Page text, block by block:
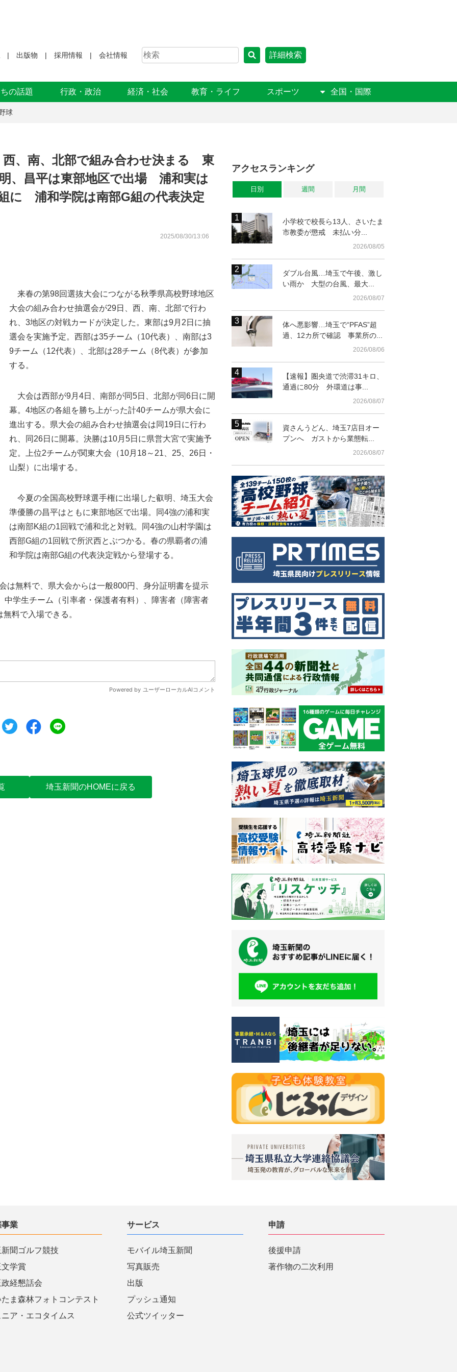
出版物 採用情報 会社情報 詳細検索
ちの話題 行政・政治 経済・社会 教育・ライフ スポーツ 全国・国際
球
西、南、北部で組み合わせ決まる 東
、昌平は東部地区で出場 浦和実は
に 浦和学院は南部G組の代表決定
2025/08/30/13:06
季地区大会、南部のトーナメント表 秋季地区大会、北部のトーナメント表 秋季地区大会、西部のトーナメント表
来春の第98回選抜大会につながる秋季県高校野球地区
大会の組み合わせ抽選会が29日、西、南、北部で行わ
れ、3地区の対戦カードが決定した。東部は9月2日に抽
選会を実施予定。西部は35チーム（10代表）、南部は3
9チーム（12代表）、北部は28チーム（8代表）が参加
する。
大会は西部が9月4日、南部が同5日、北部が同6日に開
幕。4地区の各組を勝ち上がった計40チームが県大会に
進出する。県大会の組み合わせ抽選会は同19日に行わ
れ、同26日に開幕。決勝は10月5日に県営大宮で実施予
定。上位2チームが関東大会（10月18～21、25、26日・
山梨）に出場する。
今夏の全国高校野球選手権に出場した叡明、埼玉大会
準優勝の昌平はともに東部地区で出場。同4強の浦和実
は南部K組の1回戦で浦和北と対戦。同4強の山村学園は
西部G組の1回戦で所沢西とぶつかる。春の県覇者の浦
和学院は南部G組の代表決定戦から登場する。
無料で、県大会からは一般800円、身分証明書を提示
中学生チーム（引率者・保護者有料）、障害者（障害者
料で入場できる。
ツイートシェア
埼玉新聞のHOMEに戻る
アクセスランキング
日別 週間 月間
小学校で校長ら13人、さいたま
市教委が懲戒 未払い分...
2026/08/05
ダブル台風…埼玉で午後、激し
い雨か 大型の台風、最大...
2026/08/07
体へ悪影響…埼玉で“PFAS”超
過、12カ所で確認 事業所の...
2026/08/06
【速報】圏央道で渋滞31キロ、
通過に80分 外環道は事...
2026/08/07
資さんうどん、埼玉7店目オー
プンへ ガストから業態転...
2026/08/07
事業
聞ゴルフ競技
学賞
経懇話会
たま森林フォトコンテスト
ニア・エコタイムス
サービス
モバイル埼玉新聞
写真販売
出版
プッシュ通知
公式ツイッター
申請
後援申請
著作物の二次利用